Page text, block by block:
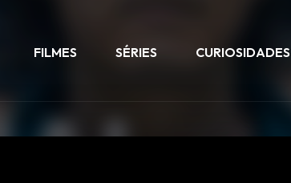
FILMES SÉRIES CURIOSIDADES